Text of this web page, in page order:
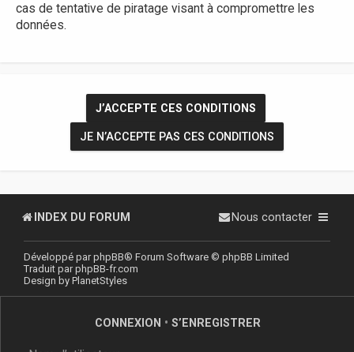
cas de tentative de piratage visant à compromettre les
données.
INDEX DU FORUM Nous contacter
Développé parphpBB® Forum Software © phpBB Limited
Traduit parphpBB-fr.com
Design by PlanetStyles
CONNEXION • S’ENREGISTRER